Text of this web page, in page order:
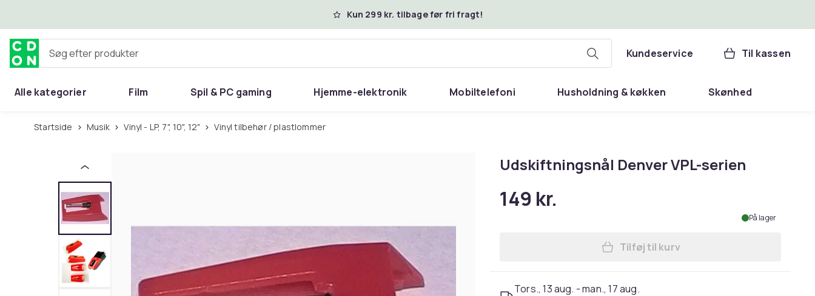
Kun 299 kr. tilbage før fri fragt!
Søg efter produkter Kundeservice Til kassen
Alle kategorier Film Spil & PC gaming Hjemme-elektronik Mobiltelefoni Husholdning & køkken Skønhed
Hjem & have
Startside Musik Vinyl - LP, 7", 10", 12" Vinyl tilbehør / plastlommer
Udskiftningsnål Denver VPL-serien
149 kr.
På lager
Læg Udskiftningsnål Denver VPL-
Tilføj til kurv
Tors., 13 aug. - man., 17 aug.